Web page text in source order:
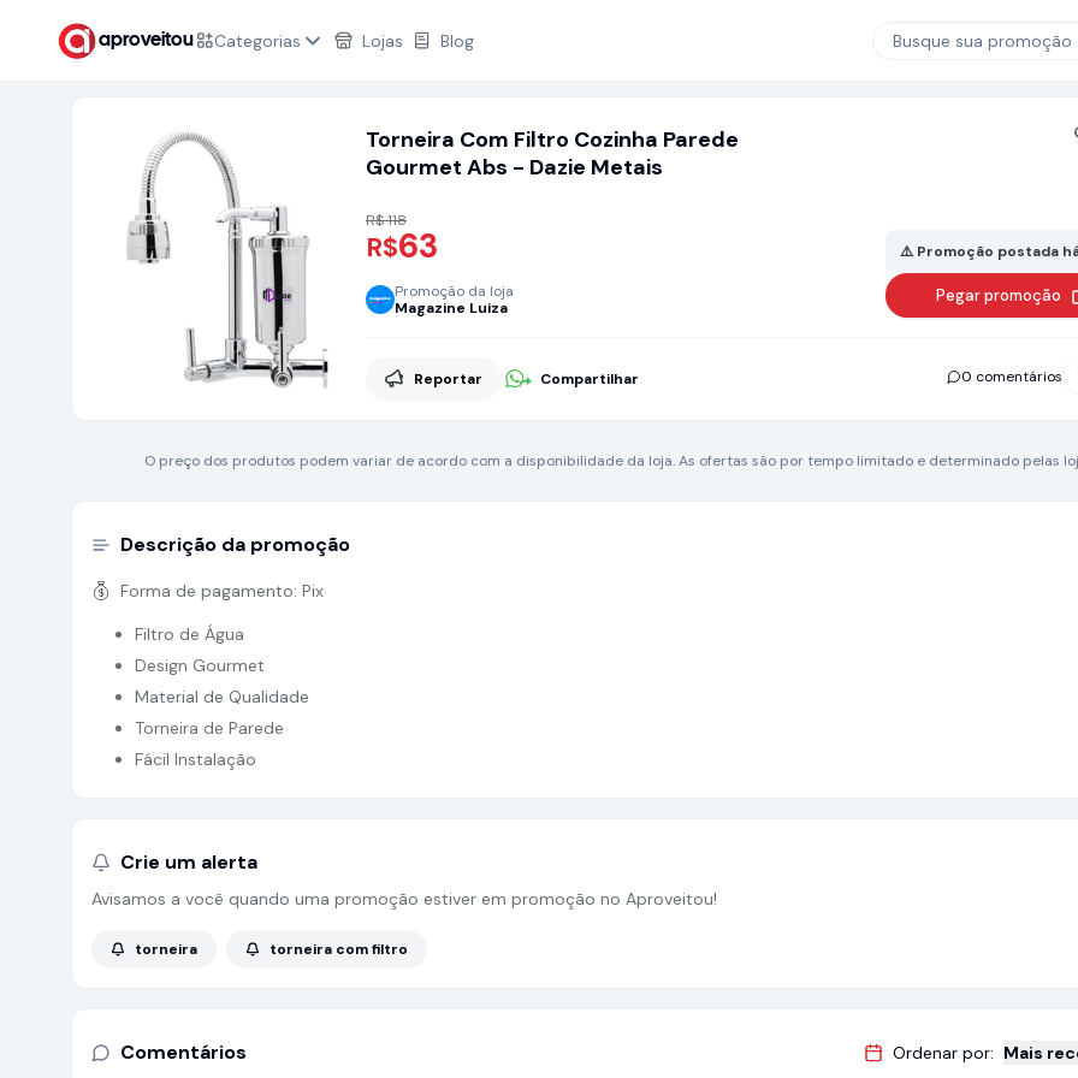
aproveitou Categorias Lojas Blog Busque sua promoção
Torneira Com Filtro Cozinha Parede
Gourmet Abs - Dazie Metais
R$ 118
R$63
Promoção da loja
Magazine Luiza
⚠️ Promoção postada
Pegar promoção
Reportar Compartilhar 0 comentários
O preço dos produtos podem variar de acordo com a disponibilidade da loja. As ofertas são por tempo limitado e determinado pelas
Descrição da promoção
Forma de pagamento: Pix
Filtro de Água
Design Gourmet
Material de Qualidade
Torneira de Parede
Fácil Instalação
Crie um alerta
Avisamos a você quando uma promoção estiver em promoção no Aproveitou!
torneira torneira com filtro
Comentários Ordenar por: Mais